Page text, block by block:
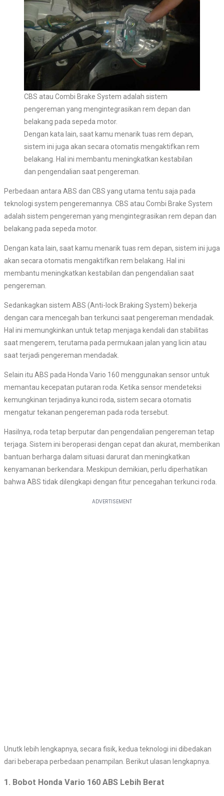
CBS atau Combi Brake System adalah sistem
pengereman yang mengintegrasikan rem depan dan
belakang pada sepeda motor.
Dengan kata lain, saat kamu menarik tuas rem depan,
sistem ini juga akan secara otomatis mengaktifkan rem
belakang. Hal ini membantu meningkatkan kestabilan
dan pengendalian saat pengereman.
Perbedaan antara ABS dan CBS yang utama tentu saja pada
teknologi system pengeremannya. CBS atau Combi Brake System
adalah sistem pengereman yang mengintegrasikan rem depan dan
belakang pada sepeda motor.
Dengan kata lain, saat kamu menarik tuas rem depan, sistem ini juga
akan secara otomatis mengaktifkan rem belakang. Hal ini
membantu meningkatkan kestabilan dan pengendalian saat
pengereman.
Sedankagkan sistem ABS (Anti-lock Braking System) bekerja
dengan cara mencegah ban terkunci saat pengereman mendadak.
Hal ini memungkinkan untuk tetap menjaga kendali dan stabilitas
saat mengerem, terutama pada permukaan jalan yang licin atau
saat terjadi pengereman mendadak.
Selain itu ABS pada Honda Vario 160 menggunakan sensor untuk
memantau kecepatan putaran roda. Ketika sensor mendeteksi
kemungkinan terjadinya kunci roda, sistem secara otomatis
mengatur tekanan pengereman pada roda tersebut.
Hasilnya, roda tetap berputar dan pengendalian pengereman tetap
terjaga. Sistem ini beroperasi dengan cepat dan akurat, memberikan
bantuan berharga dalam situasi darurat dan meningkatkan
kenyamanan berkendara. Meskipun demikian, perlu diperhatikan
bahwa ABS tidak dilengkapi dengan fitur pencegahan terkunci roda.
Unutk lebih lengkapnya, secara fisik, kedua teknologi ini dibedakan
dari beberapa perbedaan penampilan. Berikut ulasan lengkapnya.
1. Bobot Honda Vario 160 ABS Lebih Berat